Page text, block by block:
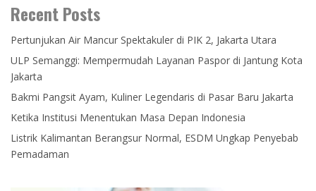
Recent Posts
Pertunjukan Air Mancur Spektakuler di PIK 2, Jakarta Utara
ULP Semanggi: Mempermudah Layanan Paspor di Jantung Kota
Jakarta
Bakmi Pangsit Ayam, Kuliner Legendaris di Pasar Baru Jakarta
Ketika Institusi Menentukan Masa Depan Indonesia
Listrik Kalimantan Berangsur Normal, ESDM Ungkap Penyebab
Pemadaman